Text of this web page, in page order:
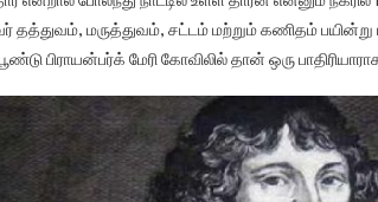
தத்துவம், மருத்துவம், சட்டம் மற்றும் கணிதம்
பிராயன்பர்க் மேரி கோவிலில் தான் ஒரு